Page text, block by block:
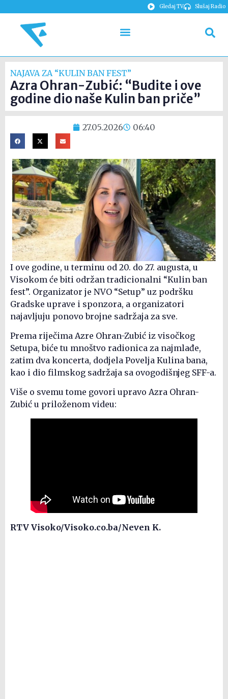
Gledaj TV Slušaj Radio
NAJAVA ZA “KULIN BAN FEST”
Azra Ohran-Zubić: “Budite i ove
godine dio naše Kulin ban priče”
27.05.2026 06:40
I ove godine, u terminu od 20. do 27. augusta, u
Visokom će biti održan tradicionalni “Kulin ban
fest”. Organizator je NVO “Setup” uz podršku
Gradske uprave i sponzora, a organizatori
najavljuju ponovo brojne sadržaja za sve.
Prema riječima Azre Ohran-Zubić iz visočkog
Setupa, biće tu mnoštvo radionica za najmlađe,
zatim dva koncerta, dodjela Povelja Kulina bana,
kao i dio filmskog sadržaja sa ovogodišnjeg SFF-a.
Više o svemu tome govori upravo Azra Ohran-
Zubić u priloženom videu:
RTV Visoko/Visoko.co.ba/Neven K.